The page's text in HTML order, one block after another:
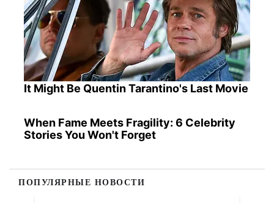
It Might Be Quentin Tarantino's Last Movie
When Fame Meets Fragility: 6 Celebrity
Stories You Won't Forget
ПОПУЛЯРНЫЕ НОВОСТИ